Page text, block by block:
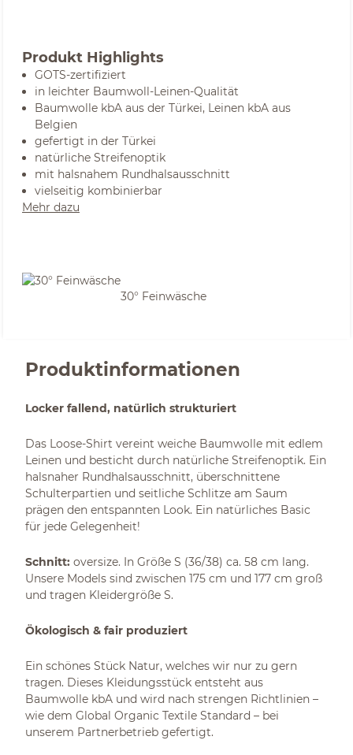
Produkt Highlights
GOTS-zertifiziert
in leichter Baumwoll-Leinen-Qualität
Baumwolle kbA aus der Türkei, Leinen kbA aus
Belgien
gefertigt in der Türkei
natürliche Streifenoptik
mit halsnahem Rundhalsausschnitt
vielseitig kombinierbar
Mehr dazu
30° Feinwäsche
Produktinformationen
Locker fallend, natürlich strukturiert
Das Loose-Shirt vereint weiche Baumwolle mit edlem
Leinen und besticht durch natürliche Streifenoptik. Ein
halsnaher Rundhalsausschnitt, überschnittene
Schulterpartien und seitliche Schlitze am Saum
prägen den entspannten Look. Ein natürliches Basic
für jede Gelegenheit!
Schnitt: oversize. In Größe S (36/38) ca. 58 cm lang.
Unsere Models sind zwischen 175 cm und 177 cm groß
und tragen Kleidergröße S.
Ökologisch & fair produziert
Ein schönes Stück Natur, welches wir nur zu gern
tragen. Dieses Kleidungsstück entsteht aus
Baumwolle kbA und wird nach strengen Richtlinien –
wie dem Global Organic Textile Standard – bei
unserem Partnerbetrieb gefertigt.